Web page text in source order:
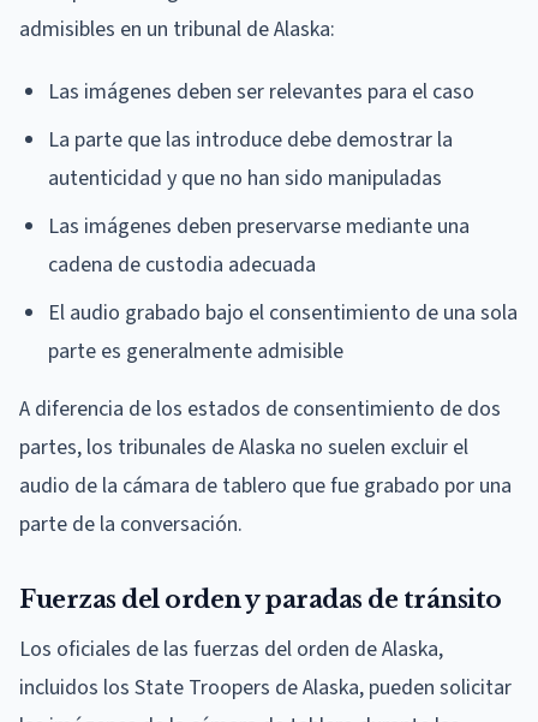
admisibles en un tribunal de Alaska:
Las imágenes deben ser relevantes para el caso
La parte que las introduce debe demostrar la
autenticidad y que no han sido manipuladas
Las imágenes deben preservarse mediante una
cadena de custodia adecuada
El audio grabado bajo el consentimiento de una sola
parte es generalmente admisible
A diferencia de los estados de consentimiento de dos
partes, los tribunales de Alaska no suelen excluir el
audio de la cámara de tablero que fue grabado por una
parte de la conversación.
Fuerzas del orden y paradas de tránsito
Los oficiales de las fuerzas del orden de Alaska,
incluidos los State Troopers de Alaska, pueden solicitar